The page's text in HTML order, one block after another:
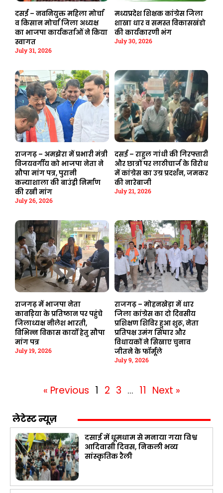
दसई – नवनियुक्त महिला मोर्चा
व किसान मोर्चा जिला अध्यक्ष
का भाजपा कार्यकर्ताओं ने किया
स्वागत
July 31, 2026
मध्यप्रदेश शिक्षक कांग्रेस जिला
शाखा धार व समस्त विकासखंडो
की कार्यकारणी भंग
July 30, 2026
राजगढ़ – अमझेरा में प्रभारी मंत्री
विजयवर्गीय को भाजपा नेता ने
सौपा मांग पत्र, पुरानी
कन्याशाला की बाउंड्री निर्माण
की रखी मांग
July 26, 2026
दसई – राहुल गांधी की गिरफ्तारी
और छात्रों पर लाठीचार्ज के विरोध
में कांग्रेस का उग्र प्रदर्शन, जमकर
की नारेबाजी
July 21, 2026
राजगढ़ में भाजपा नेता
कावड़िया के प्रतिष्ठान पर पहुंचे
जिलाध्यक्ष नीलेश भारती,
विभिन्न विकास कार्यो हेतु सौपा
मांग पत्र
July 19, 2026
राजगढ़ – मोहनखेड़ा में धार
जिला कांग्रेस का दो दिवसीय
प्रशिक्षण शिविर हुआ शुरू, नेता
प्रतिपक्ष उमंग सिंघार और
विधायकों ने सिखाए चुनाव
जीतने के फॉर्मूले
July 9, 2026
« Previous 1 2 3 … 11 Next »
लेटेस्ट न्यूज़
दसाई में धूमधाम से मनाया गया विश्व
आदिवासी दिवस, निकली भव्य
सांस्कृतिक रैली